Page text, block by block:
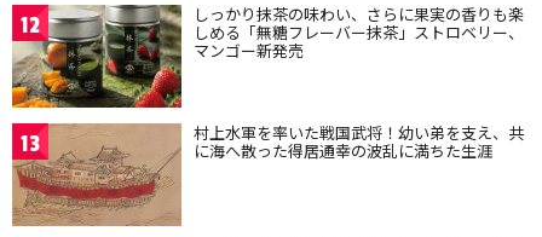
12 しっかり抹茶の味わい、さらに果実の香りも楽
しめる「無糖フレーバー抹茶」ストロベリー、
マンゴー新発売
13 村上水軍を率いた戦国武将！幼い弟を支え、共
に海へ散った得居通幸の波乱に満ちた生涯